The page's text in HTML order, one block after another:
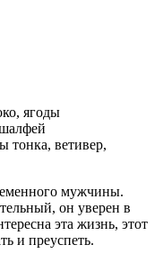
, ягоды
тонка, ветивер,
мужчины.
он уверен в
эта жизнь, этот
и преуспеть.